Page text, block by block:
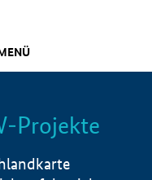
Info
Projekte